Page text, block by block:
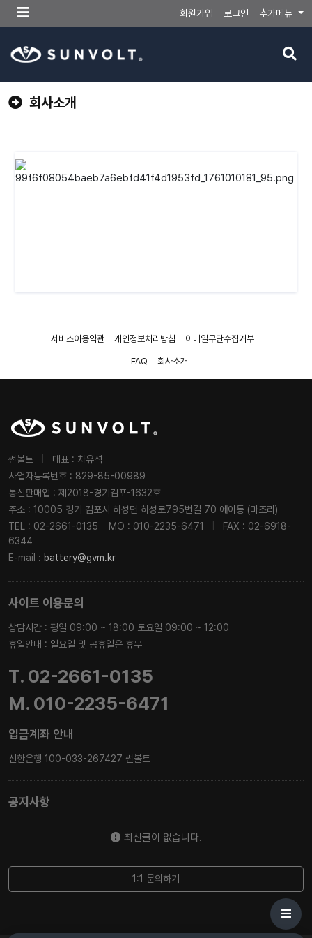
메
뉴
튼
회원가입 로그인 추가메뉴
검
버
회사소개
서비스이용약관 개인정보처리방침 이메일무단수집거부
FAQ 회사소개
썬볼트
대표 : 차유석
사업자등록번호 : 829-85-00989
통신판매업 : 제2018-경기김포-1632호
주소 : 10005 경기 김포시 하성면 하성로795번길 70 에이동 (마조리)
TEL : 02-2661-0135
MO : 010-2235-6471
FAX : 02-6918-
6344
E-mail : battery@gvm.kr
사이트 이용문의
상담시간 : 평일 09:00 ~ 18:00 토요일 09:00 ~ 12:00
휴일안내 : 일요일 및 공휴일은 휴무
T. 02-2661-0135
M. 010-2235-6471
입금계좌 안내
신한은행 100-033-267427 썬볼트
공지사항
최신글이 없습니다.
1:1 문의하기